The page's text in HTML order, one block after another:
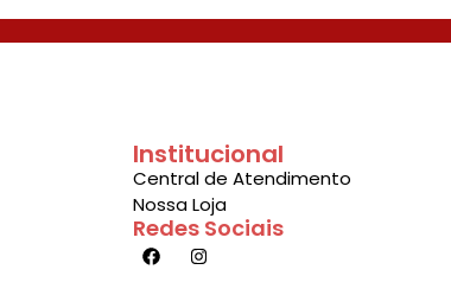
Institucional
Central de Atendimento
Nossa Loja
Redes Sociais